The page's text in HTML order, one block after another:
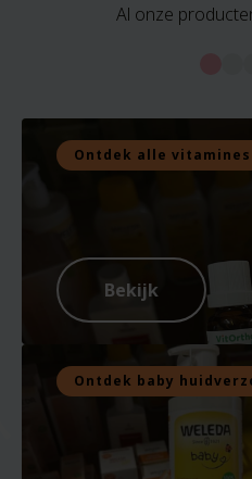
Al onze
Ontdek alle vitamines
Bekijk
Ontdek baby